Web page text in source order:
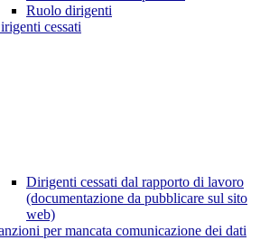
Ruolo dirigenti
cessati
Dirigenti cessati dal rapporto di lavoro
(documentazione da pubblicare sul sito
web)
per mancata comunicazione dei dati